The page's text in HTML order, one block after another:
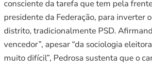
consciente da tarefa que tem pela
presidente da Federação, para inverter
distrito, tradicionalmente PSD.
vencedor”, apesar “da sociologia
muito difícil”, Pedrosa sustenta que o